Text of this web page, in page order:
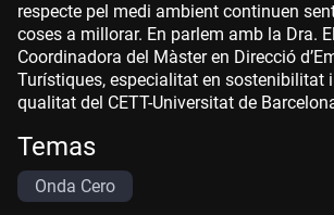
respecte pel medi ambient continuen
coses a millorar. En parlem amb la Dra.
Coordinadora del Màster en Direcció
Turístiques, especialitat en sostenibilitat
qualitat del CETT-Universitat de
Temas
Onda Cero